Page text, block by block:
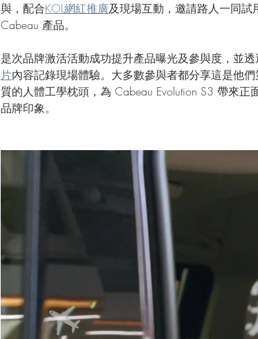
與，配合KOL網紅推廣及現場互動，邀請路人一同試
Cabeau 產品。
是次品牌激活活動成功提升產品曝光及參與度，並透
片內容記錄現場體驗。大多數參與者都分享這是他
質的人體工學枕頭，為 Cabeau Evolution S3 帶來正
品牌印象。